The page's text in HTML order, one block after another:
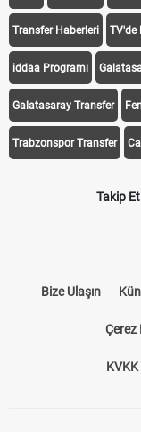
Transfer Haberleri TV'de
iddaa Programı
Galatasaray Transfer
Trabzonspor Transfer
Takip Et
Bize Ulaşın
Çerez